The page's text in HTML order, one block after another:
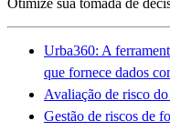
Otimize sua tomada de
Urba360: A
que fornece dados
Avaliação de risco
Gestão de riscos de